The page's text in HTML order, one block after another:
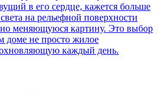
в его сердце, кажется больше
на рельефной поверхности
меняющуюся картину. Это выбор
доме не просто жилое
каждый день.